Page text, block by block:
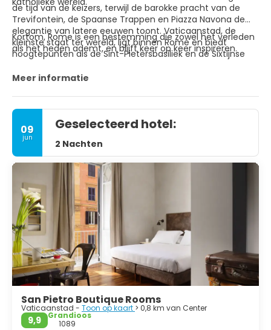
de tijd van de keizers, terwijl de barokke pracht van de
Trevifontein, de Spaanse Trappen en Piazza Navona de
elegantie van latere eeuwen toont. Vaticaanstad, de
kleinste staat ter wereld, ligt binnen Rome en biedt
hoogtepunten als de Sint-Pietersbasiliek en de Sixtijnse
biedt Rome smalle straatjes vol trattoria’s, stijlvolle winkels
Kortom, Rome is een bestemming die zowel het verleden
als het heden ademt, en blijft keer op keer inspireren.
Meer informatie
09
jun
Geselecteerd hotel:
2 Nachten
San Pietro Boutique Rooms
Vaticaanstad - Toon op kaart > 0,8 km van Center
9,9
Grandioos
1089